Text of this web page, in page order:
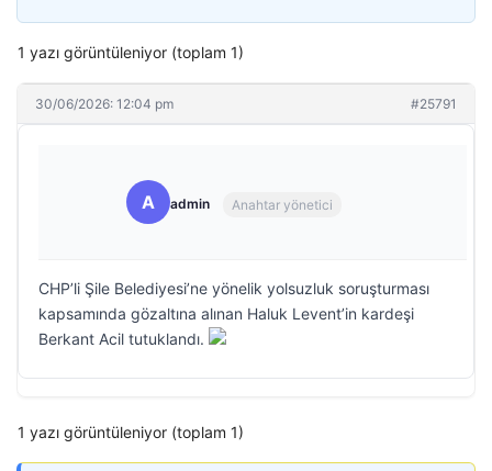
1 yazı görüntüleniyor (toplam 1)
30/06/2026: 12:04 pm #25791
A admin Anahtar yönetici
CHP’li Şile Belediyesi’ne yönelik yolsuzluk soruşturması
kapsamında gözaltına alınan Haluk Levent’in kardeşi
Berkant Acil tutuklandı.
1 yazı görüntüleniyor (toplam 1)